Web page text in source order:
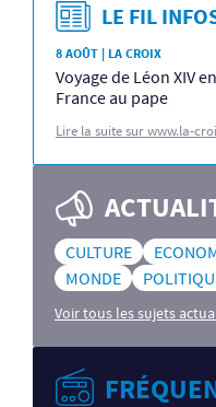
LE FIL
8 AOÛT | LA CROIX
Voyage de Léon XIV
France au pape
Lire la suite sur www.la-
CULTURE
MONDE
Voir tous les sujets